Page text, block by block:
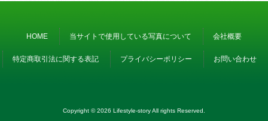
HOME 当サイトで使用している写真について 会社概要
特定商取引法に関する表記 プライバシーポリシー お問い合わせ
Copyright © 2026 Lifestyle-story All rights Reserved.